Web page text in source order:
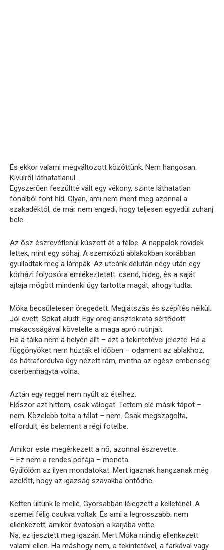
És ekkor valami megváltozott közöttünk. Nem hangosan.
Kívülről láthatatlanul.
Egyszerűen feszültté vált egy vékony, szinte láthatatlan
fonalból font híd. Olyan, ami nem ment meg azonnal a
szakadéktól, de már nem engedi, hogy teljesen egyedül zuhanj
bele.
Az ősz észrevétlenül kúszott át a télbe. A nappalok rövidek
lettek, mint egy sóhaj. A szemközti ablakokban korábban
gyulladtak meg a lámpák. Az utcánk délután négy után egy
kórházi folyosóra emlékeztetett: csend, hideg, és a saját
ajtaja mögött mindenki úgy tartotta magát, ahogy tudta.
Móka becsületesen öregedett. Megjátszás és szépítés nélkül.
Jól evett. Sokat aludt. Egy öreg arisztokrata sértődött
makacsságával követelte a maga apró rutinjait.
Ha a tálka nem a helyén állt – azt a tekintetével jelezte. Ha a
függönyöket nem húzták el időben – odament az ablakhoz,
és hátrafordulva úgy nézett rám, mintha az egész emberiség
cserbenhagyta volna.
Aztán egy reggel nem nyúlt az ételhez.
Először azt hittem, csak válogat. Tettem elé másik tápot –
nem. Közelebb tolta a tálat – nem. Csak megszagolta,
elfordult, és belement a régi fotelbe.
Amikor este megérkezett a nő, azonnal észrevette.
– Ez nem a rendes pofája – mondta.
Gyűlölöm az ilyen mondatokat. Mert igaznak hangzanak még
azelőtt, hogy az igazság szavakba öntődne.
Ketten ültünk le mellé. Gyorsabban lélegzett a kelleténél. A
szemei félig csukva voltak. És ami a legrosszabb: nem
ellenkezett, amikor óvatosan a karjába vette.
Na, ez ijesztett meg igazán. Mert Móka mindig ellenkezett
valami ellen. Ha máshogy nem, a tekintetével, a farkával vagy